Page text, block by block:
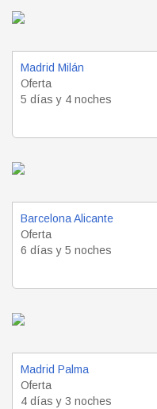
Madrid Milán
Oferta
5 días y 4 noches
Barcelona Alicante
Oferta
6 días y 5 noches
Madrid Palma
Oferta
4 días y 3 noches